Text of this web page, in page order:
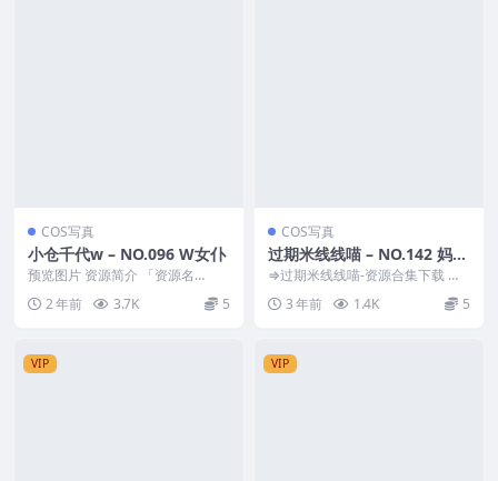
COS写真
小仓千代w – NO.096 W女仆
预览图片 资源简介 「资源名
称」：小仓千代w – NO.096 W女
仆 [45P...
2 年前 3.7K 5
COS写真
过期米线线喵 – NO.142 妈妈
子2 [59P-419MB]
⇒过期米线线喵-资源合集下载 预
览图片 资源简介 「资源名称」：
过期米线线喵 –...
3 年前 1.4K 5
VIP VIP